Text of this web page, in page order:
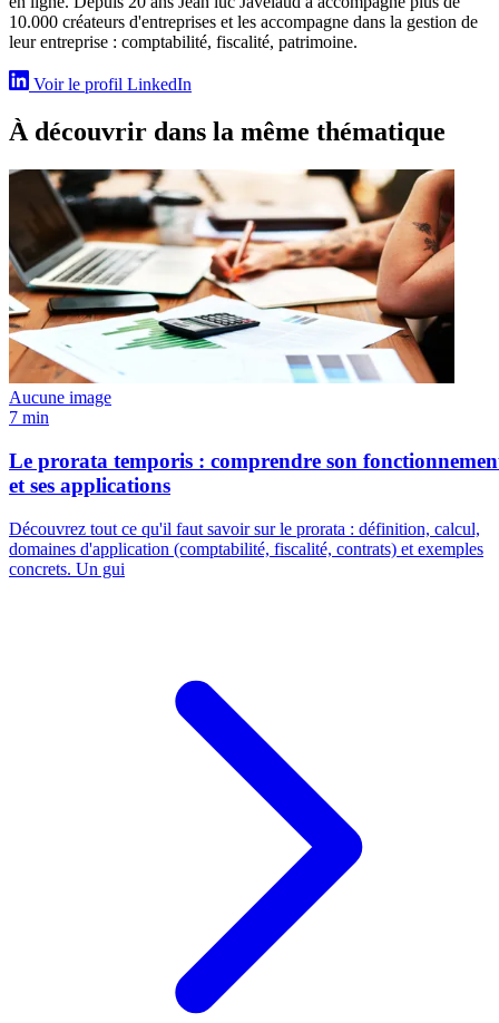
10.000 créateurs d'entreprises et les accompagne dans la gestion de
leur entreprise : comptabilité, fiscalité, patrimoine.
Voir le profil LinkedIn
À découvrir dans la même thématique
Aucune image
7 min
Le prorata temporis : comprendre son
et ses applications
Découvrez tout ce qu'il faut savoir sur le prorata : définition, calcul,
domaines d'application (comptabilité, fiscalité, contrats) et exemples
concrets. Un gui